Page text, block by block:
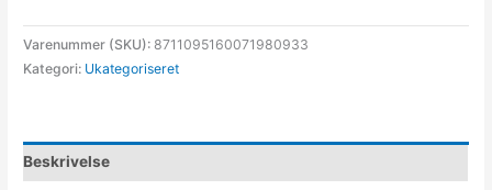
Varenummer (SKU):8711095160071980933
Kategori: Ukategoriseret
Beskrivelse